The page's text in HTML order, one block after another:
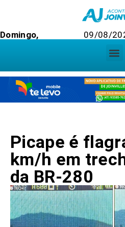
Domingo, 09/08/
Picape é
km/h em
da BR-280